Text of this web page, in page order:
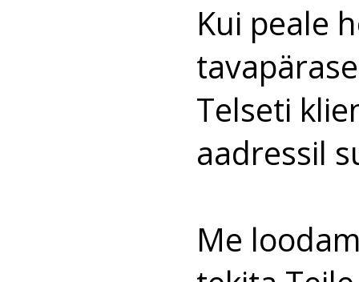
Kui peale
Telseti
aadressil
Me